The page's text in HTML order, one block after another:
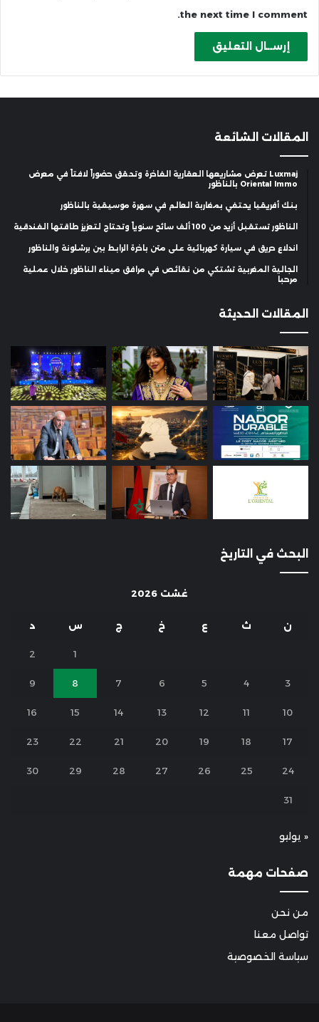
the next time I comment.
المقالات الشائعة
Luxmaj تعرض مشاريعها العقارية الفاخرة وتحقق حضوراً لافتاً في معرض
Oriental Immo بالناظور
بنك أفريقيا يحتفي بمغاربة العالم في سهرة موسيقية بالناظور
الناظور تستقبل أزيد من 100 ألف سائح سنوياً وتحتاج لتعزيز طاقتها الفندقية
اندلاع حريق في سيارة كهربائية على متن باخرة الرابط بين برشلونة والناظور
الجالية المغربية تشتكي من نقائص في مرافق ميناء الناظور خلال عملية
مرحبا
المقالات الحديثة
البحث في التاريخ
غشت 2026
ن ث ع خ ج س د
1
2
3
4
5
6
7
8
9
10
11
12
13
14
15
16
17
18
19
20
21
22
23
24
25
26
27
28
29
30
31
« يوليو
صفحات مهمة
من نحن
تواصل معنا
سياسة الخصوصية